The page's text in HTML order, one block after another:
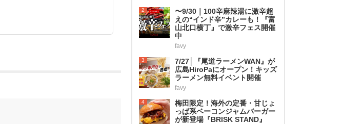
2
〜9/30｜100辛麻辣湯に激辛超
えの“インド辛”カレーも！『富
山北口横丁』で激辛フェス開催
中
favy
3
7/27│『尾道ラーメンWAN』が
広島HiroPaにオープン！キッズ
ラーメン無料イベント開催
favy
4
梅田限定！海外の定番・甘じょ
っぱ系ベーコンジャムバーガー
が新登場『BRISK STAND』